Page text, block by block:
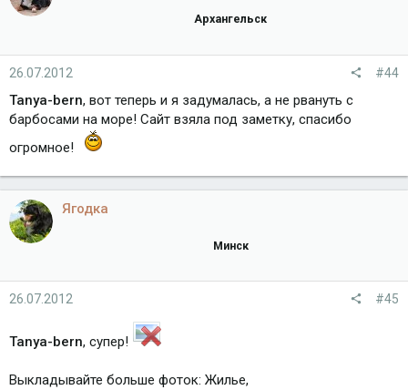
Архангельск
26.07.2012 #44
Tanya-bern, вот теперь и я задумалась, а не рвануть с
барбосами на море! Сайт взяла под заметку, спасибо
огромное!
Ягодка
Минск
26.07.2012 #45
Tanya-bern, супер!
Выкладывайте больше фоток: Жилье,